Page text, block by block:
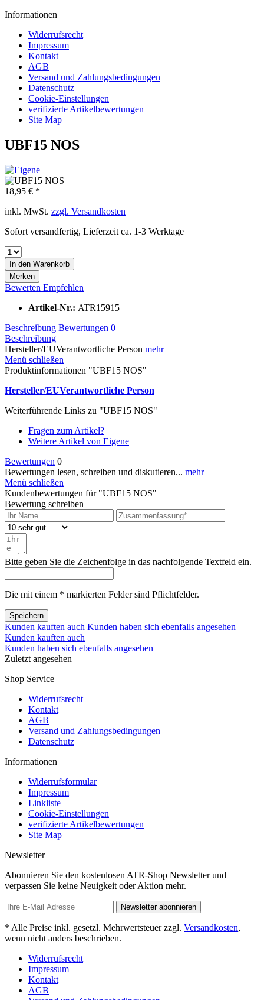
Informationen
Widerrufsrecht
Impressum
Kontakt
AGB
Versand und Zahlungsbedingungen
Datenschutz
Cookie-Einstellungen
verifizierte Artikelbewertungen
Site Map
UBF15 NOS
18,95 € *
inkl. MwSt. zzgl. Versandkosten
Sofort versandfertig, Lieferzeit ca. 1-3 Werktage
In den Warenkorb
Merken
Bewerten Empfehlen
Artikel-Nr.: ATR15915
Beschreibung Bewertungen 0
Beschreibung
Hersteller/EUVerantwortliche Person mehr
Menü schließen
Produktinformationen "UBF15 NOS"
Hersteller/EUVerantwortliche Person
Weiterführende Links zu "UBF15 NOS"
Fragen zum Artikel?
Weitere Artikel von Eigene
Bewertungen 0
Bewertungen lesen, schreiben und diskutieren... mehr
Menü schließen
Kundenbewertungen für "UBF15 NOS"
Bewertung schreiben
Bitte geben Sie die Zeichenfolge in das nachfolgende Textfeld ein.
Die mit einem * markierten Felder sind Pflichtfelder.
Speichern
Kunden kauften auch Kunden haben sich ebenfalls angesehen
Kunden kauften auch
Kunden haben sich ebenfalls angesehen
Zuletzt angesehen
Shop Service
Widerrufsrecht
Kontakt
AGB
Versand und Zahlungsbedingungen
Datenschutz
Informationen
Widerrufsformular
Impressum
Linkliste
Cookie-Einstellungen
verifizierte Artikelbewertungen
Site Map
Newsletter
Abonnieren Sie den kostenlosen ATR-Shop Newsletter und
verpassen Sie keine Neuigkeit oder Aktion mehr.
Newsletter abonnieren
* Alle Preise inkl. gesetzl. Mehrwertsteuer zzgl. Versandkosten,
wenn nicht anders beschrieben.
Widerrufsrecht
Impressum
Kontakt
AGB